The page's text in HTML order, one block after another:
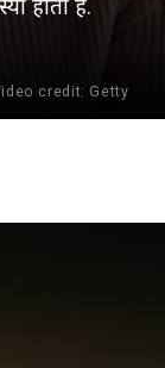
credit: Getty